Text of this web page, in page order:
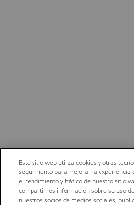
Este sitio web utiliza cookies y otras
seguimiento para mejorar la experiencia
el rendimiento y tráfico de nuestro sitio
compartimos información sobre su uso
nuestros socios de medios sociales,